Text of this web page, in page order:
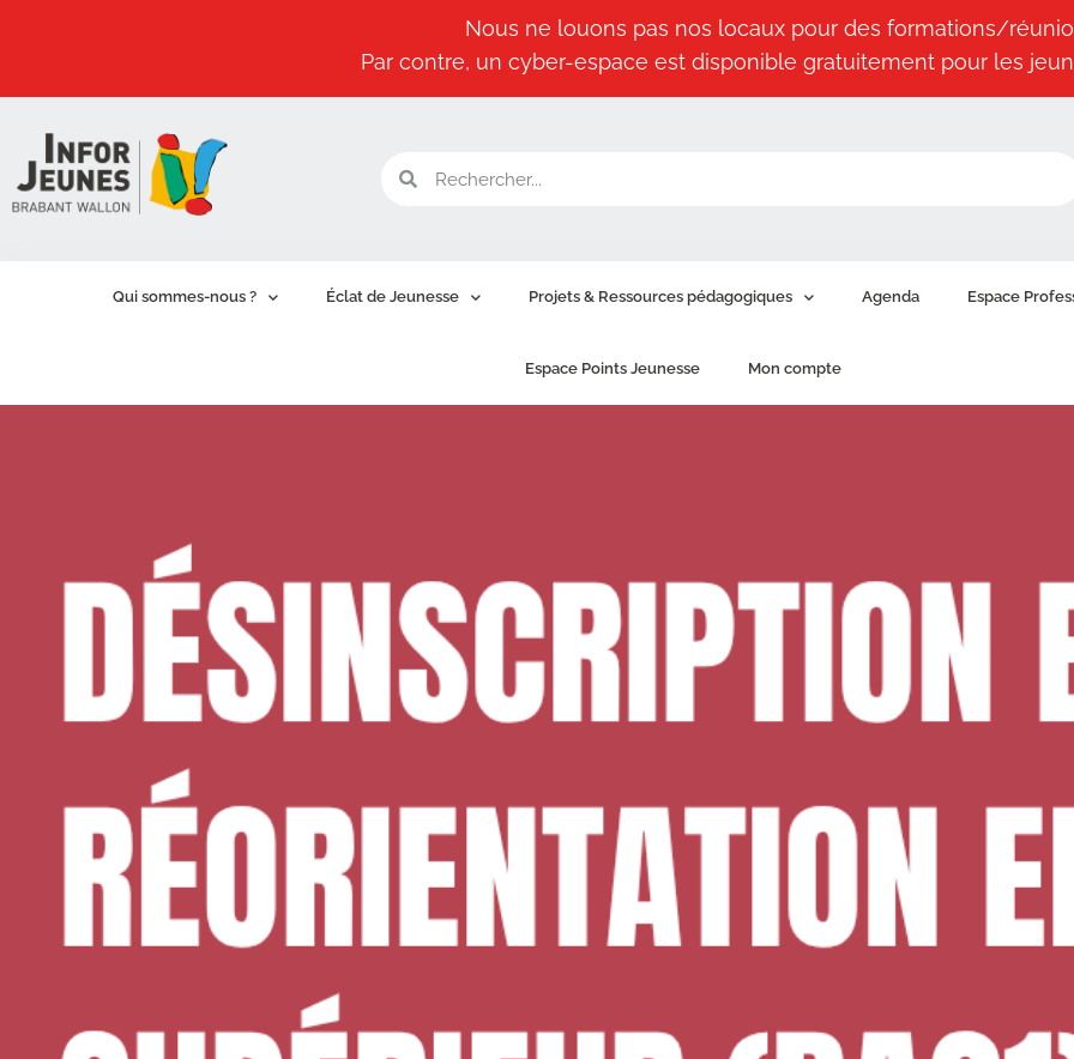
Nous ne louons pas nos locaux pour des formations/
Par contre, un cyber-espace est disponible gratuitement pour les
Aller
au
Qui sommes-nous ? Éclat de Jeunesse Projets & Ressources pédagogiques Agenda Espace
Espace Points Jeunesse Mon compte